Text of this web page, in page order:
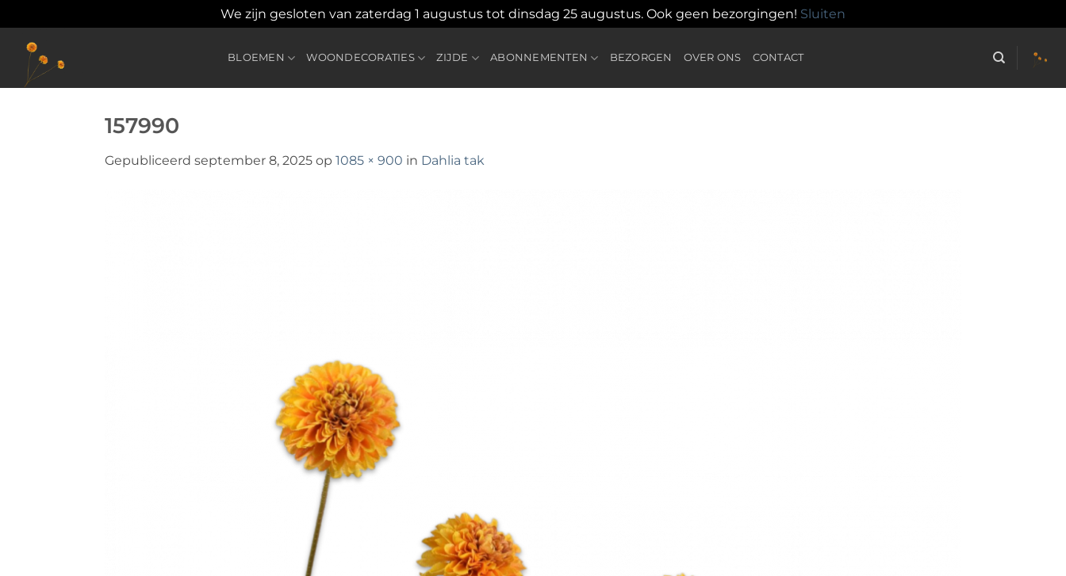
We zijn gesloten van zaterdag 1 augustus tot dinsdag 25 augustus. Ook geen bezorgingen! Sluiten
inhoud
BLOEMEN WOONDECORATIES ZIJDE ABONNEMENTEN BEZORGEN OVER ONS CONTACT
157990
Gepubliceerd september 8, 2025 op 1085 × 900 in Dahlia tak